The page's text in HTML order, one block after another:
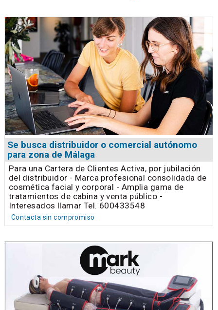
Se busca distribuidor o comercial autónomo
para zona de Málaga
Para una Cartera de Clientes Activa, por jubilación
del distribuidor - Marca profesional consolidada de
cosmética facial y corporal - Amplia gama de
tratamientos de cabina y venta público -
Interesados llamar Tel. 600433548
Contacta sin compromiso